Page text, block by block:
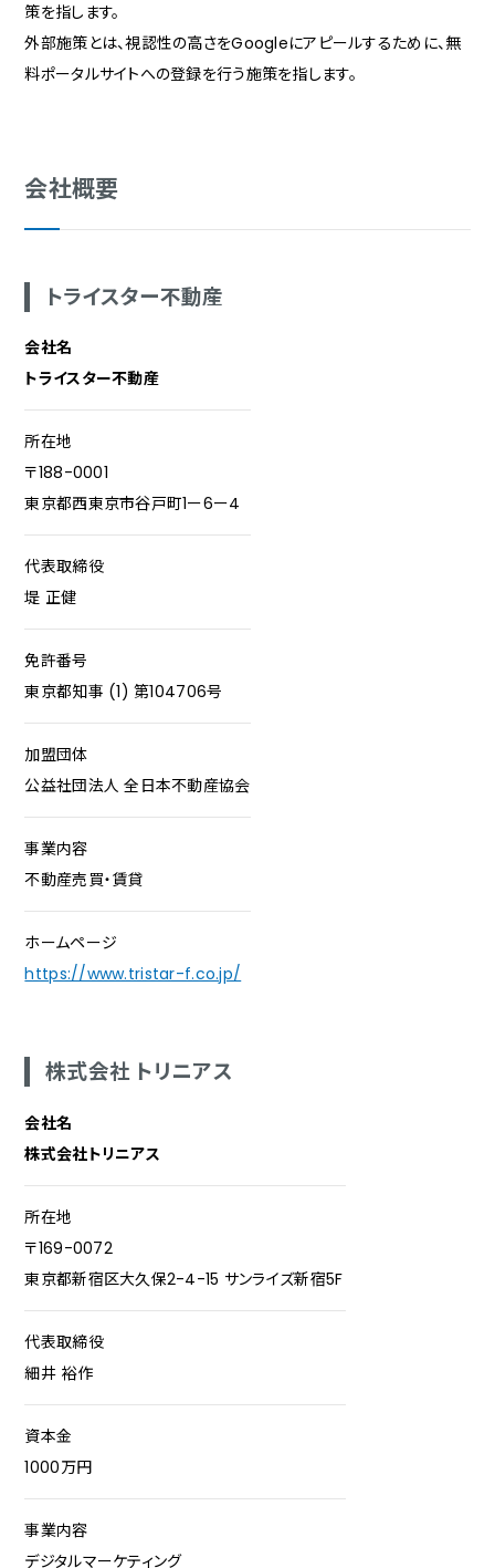
策を指します。
外部施策とは、視認性の高さをGoogleにアピールするために、無
料ポータルサイトへの登録を行う施策を指します。
会社概要
トライスター不動産
会社名
トライスター不動産
所在地
〒188-0001
東京都西東京市谷戸町1ー6ー4
代表取締役
堤 正健
免許番号
東京都知事 (1) 第104706号
加盟団体
公益社団法人 全日本不動産協会
事業内容
不動産売買・賃貸
ホームページ
https://www.tristar-f.co.jp/
株式会社 トリニアス
会社名
株式会社トリニアス
所在地
〒169-0072
東京都新宿区大久保2-4-15 サンライズ新宿5F
代表取締役
細井 裕作
資本金
1000万円
事業内容
デジタルマーケティング